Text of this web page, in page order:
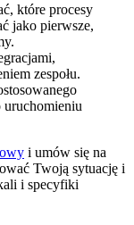
które procesy
jako pierwsze,
zespołu.
uruchomieniu
i umów się na
Twoją sytuację i
i specyfiki